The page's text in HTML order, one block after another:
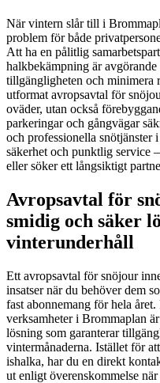
När vintern slår till i
problem för både
Att ha en pålitlig
halkbekämpning är avgörande
tillgängligheten och minimera
utformat avropsavtal för
oväder, utan också
parkeringar och gångvägar
och professionella
säkerhet och punktlig service
eller söker ett långsiktigt
Avropsavtal för
smidig och säker
vinterunderhåll
Ett avropsavtal för snöjour
insatser när du behöver dem
fast abonnemang för hela
verksamheter i Brommaplan
lösning som garanterar
vintermånaderna. Istället för
ishalka, har du en direkt
ut enligt överenskommelse